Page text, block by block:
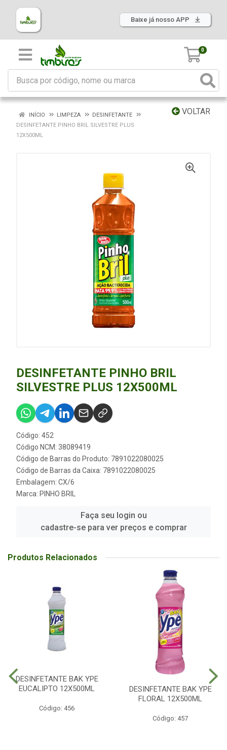
Baixe já nosso APP
0
VOLTAR
INÍCIO LIMPEZA
DESINFETANTE
DESINFETANTE PINHO BRIL SILVESTRE PLUS
12X500ML
DESINFETANTE PINHO BRIL
SILVESTRE PLUS 12X500ML
Código: 452
Código NCM: 38089419
Código de Barras do Produto: 7891022080025
Código de Barras da Caixa: 7891022080025
Embalagem: CX/6
Marca: PINHO BRIL
Faça seu login ou
cadastre-se para ver preços e comprar
Produtos Relacionados
DESINFETANTE BAK YPE
EUCALIPTO 12X500ML
Código: 456
DESINFETANTE BAK YPE
FLORAL 12X500ML
Código: 457